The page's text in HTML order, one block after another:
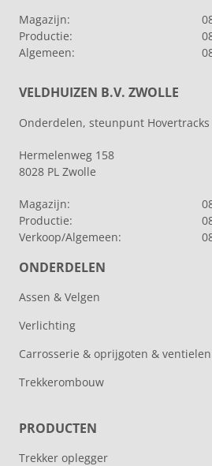
Magazijn:
Productie:
Algemeen:
VELDHUIZEN B.V. ZWOLLE
Onderdelen, steunpunt Hovertracks
Hermelenweg 158
8028 PL Zwolle
Magazijn:
Productie:
Verkoop/Algemeen:
ONDERDELEN
Assen & Velgen
Verlichting
Carrosserie & oprijgoten & ventielen
Trekkerombouw
PRODUCTEN
Trekker oplegger